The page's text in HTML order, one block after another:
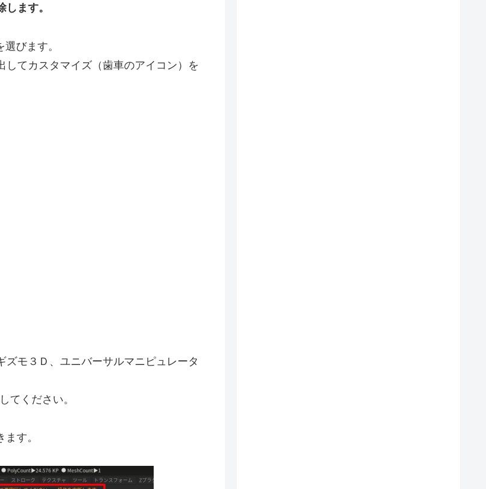
ます。
びます。
てカスタマイズ（歯車のアイコン）を
モ３Ｄ、ユニバーサルマニピュレータ
てください。
す。